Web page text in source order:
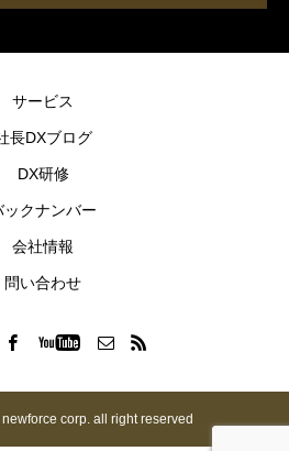
サービス
長DXブログ
DX研修
ックナンバー
会社情報
問い合わせ
corp. all right reserved